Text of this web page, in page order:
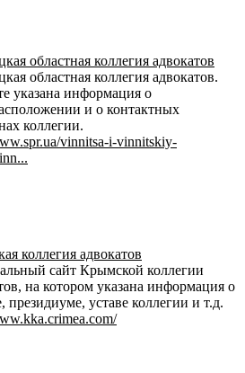
областная коллегия адвокатов
областная коллегия адвокатов.
указана информация о
и о контактных
коллегии.
vinnitsa-i-vinnitskiy-
коллегия адвокатов
сайт Крымской коллегии
на котором указана информация о
президиуме, уставе коллегии и т.д.